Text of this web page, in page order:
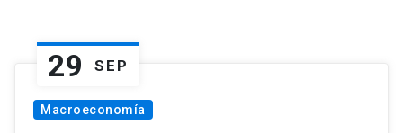
29 SEP
Macroeconomía